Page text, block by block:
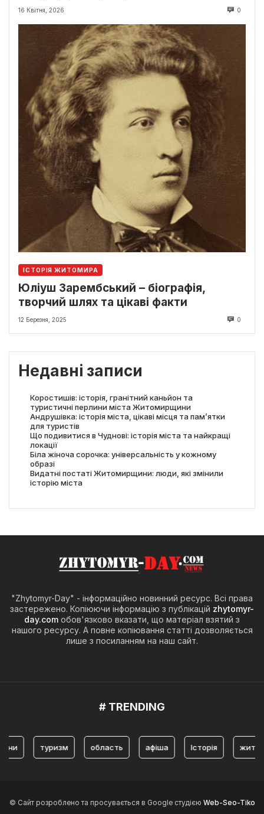
16 Квітня, 2026 0
ІСТОРІЯ ЖИТОМИРА
Юліуш Зарембський – біографія,
творчий шлях та цікаві факти
12 Березня, 2025 0
Недавні записи
Коростишів: історія, гранітний каньйон та
туристичні перлини міста Житомирщини
Андрушівка: історія міста, цікаві місця та пам’ятки
для туристів
Що подивитися в Чуднові: історія міста та найкращі
локації
Біла жіноча сорочка: універсальність у кожному
образі
Видатні постаті Житомирщини: люди, які змінили
історію міста
"Zhytomyr-Day" - інформаційно новинний ресурс. Всі права
застережено. Копіюючи інформацію з публікацій zhytomyr-
day.com обов'язково вказати, що матеріал взятий з
нашого ресурсу. А повне копіювання статті дозволяється
лише з посиланням на наш сайт.
# TRENDING
туризм область афіша Історія житомир
© Сайт розроблено та просувається в Google студією Web-Seo-Tiko